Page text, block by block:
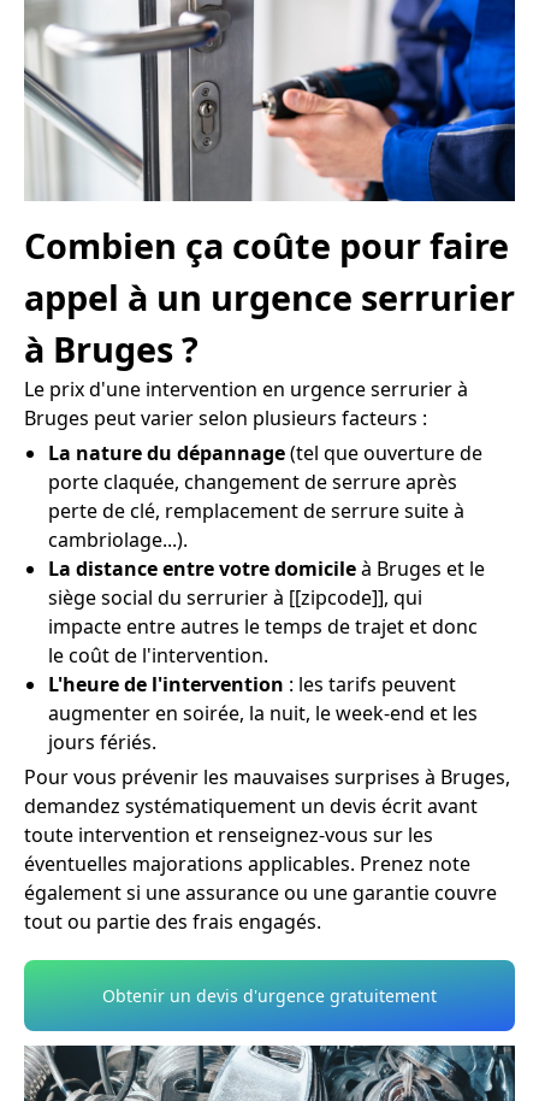
Combien ça coûte pour faire
appel à un urgence serrurier
à Bruges ?
Le prix d'une intervention en urgence serrurier à
Bruges peut varier selon plusieurs facteurs :
La nature du dépannage(tel que ouverture de
porte claquée, changement de serrure après
perte de clé, remplacement de serrure suite à
cambriolage...).
La distance entre votre domicileà Bruges et le
siège social du serrurier à [[zipcode]], qui
impacte entre autres le temps de trajet et donc
le coût de l'intervention.
L'heure de l'intervention : les tarifs peuvent
augmenter en soirée, la nuit, le week-end et les
jours fériés.
Pour vous prévenir les mauvaises surprises à Bruges,
demandez systématiquement un devis écrit avant
toute intervention et renseignez-vous sur les
éventuelles majorations applicables. Prenez note
également si une assurance ou une garantie couvre
tout ou partie des frais engagés.
Obtenir un devis d'urgence gratuitement